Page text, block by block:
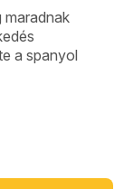
maradnak
a spanyol